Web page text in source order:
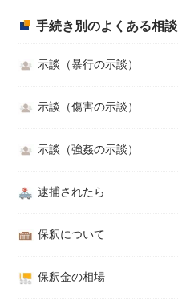
手続き別のよくある相談
示談（暴行の示談）
示談（傷害の示談）
示談（強姦の示談）
逮捕されたら
保釈について
保釈金の相場